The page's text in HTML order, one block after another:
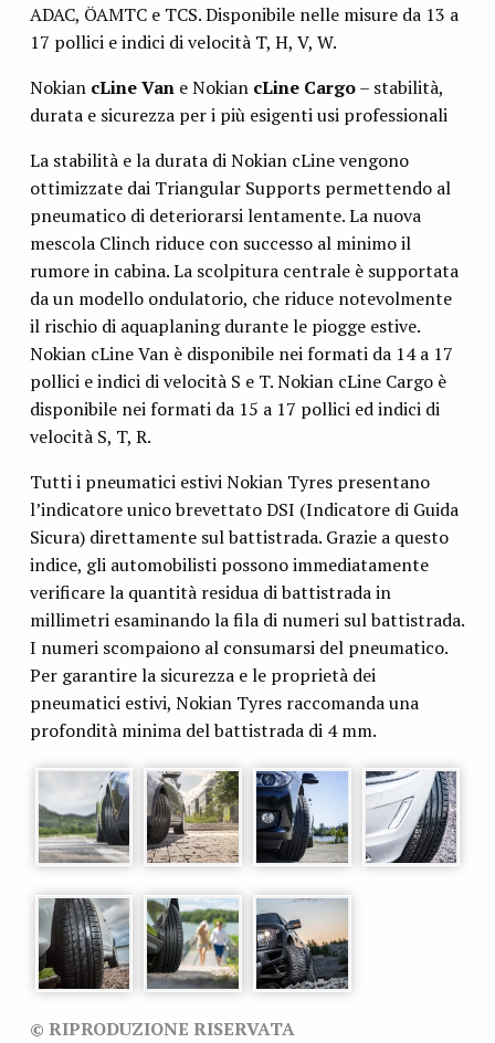
ADAC, ÖAMTC e TCS. Disponibile nelle misure da 13 a
17 pollici e indici di velocità T, H, V, W.
Nokian cLine Vane Nokian cLine Cargo– stabilità,
durata e sicurezza per i più esigenti usi professionali
La stabilità e la durata di Nokian cLine vengono
ottimizzate dai Triangular Supports permettendo al
pneumatico di deteriorarsi lentamente. La nuova
mescola Clinch riduce con successo al minimo il
rumore in cabina. La scolpitura centrale è supportata
da un modello ondulatorio, che riduce notevolmente
il rischio di aquaplaning durante le piogge estive.
Nokian cLine Van è disponibile nei formati da 14 a 17
pollici e indici di velocità S e T. Nokian cLine Cargo è
disponibile nei formati da 15 a 17 pollici ed indici di
velocità S, T, R.
Tutti i pneumatici estivi Nokian Tyres presentano
l’indicatore unico brevettato DSI (Indicatore di Guida
Sicura) direttamente sul battistrada. Grazie a questo
indice, gli automobilisti possono immediatamente
verificare la quantità residua di battistrada in
millimetri esaminando la fila di numeri sul battistrada.
I numeri scompaiono al consumarsi del pneumatico.
Per garantire la sicurezza e le proprietà dei
pneumatici estivi, Nokian Tyres raccomanda una
profondità minima del battistrada di 4 mm.
© RIPRODUZIONE RISERVATA